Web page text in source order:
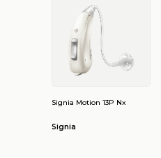
Signia Motion 13P Nx
Signia